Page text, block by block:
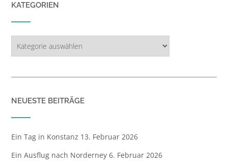
KATEGORIEN
NEUESTE BEITRÄGE
Ein Tag in Konstanz 13. Februar 2026
Ein Ausflug nach Norderney 6. Februar 2026